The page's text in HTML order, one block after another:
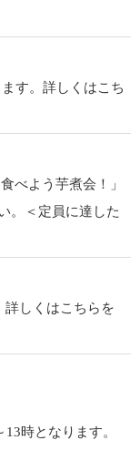
す。詳しくはこち
べよう芋煮会！」
。＜定員に達した
詳しくはこちらを
時となります。